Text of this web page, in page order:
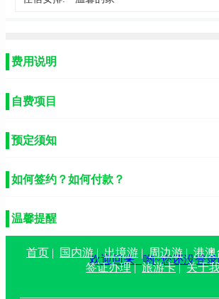
费用说明
自费项目
预定须知
如何签约？如何付款？
温馨提醒
欢迎回来哟~您还没登
首页 | 国内游|出境游 |周边游|港澳
签证办理|旅游卡|关于